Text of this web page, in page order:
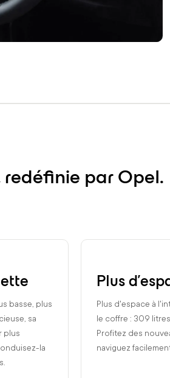
redéfinie par Opel.
basse, plus
sa
plus
la
Plus
Plus d'espace à
le coffre : 309
Profitez des
naviguez